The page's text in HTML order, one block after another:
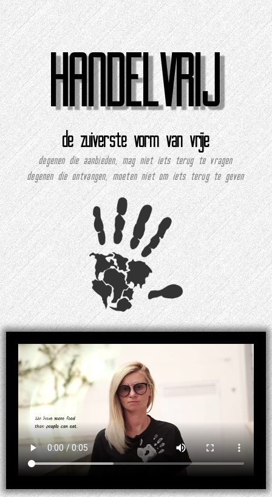
HANDELVRIJ
de zuiverste vorm van vrije
degenen die aanbieden, mag niet iets terug te vragen
degenen die ontvangen, moeten niet om iets terug te geven